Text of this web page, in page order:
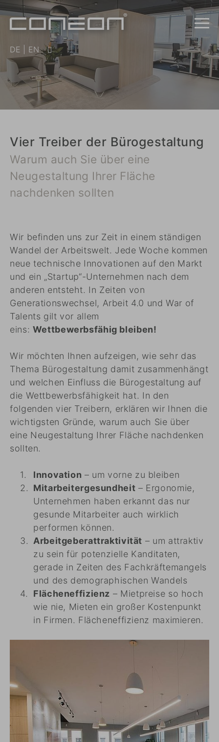
DE EN
Vier Treiber der Bürogestaltung
Warum auch Sie über eine
Neugestaltung Ihrer Fläche
nachdenken sollten
Wir befinden uns zur Zeit in einem ständigen
Wandel der Arbeitswelt. Jede Woche kommen
neue technische Innovationen auf den Markt
und ein „Startup“-Unternehmen nach dem
anderen entsteht. In Zeiten von
Generationswechsel, Arbeit 4.0 und War of
Talents gilt vor allem
eins: Wettbewerbsfähig bleiben!
Wir möchten Ihnen aufzeigen, wie sehr das
Thema Bürogestaltung damit zusammenhängt
und welchen Einfluss die Bürogestaltung auf
die Wettbewerbsfähigkeit hat. In den
folgenden vier Treibern, erklären wir Ihnen die
wichtigsten Gründe, warum auch Sie über
eine Neugestaltung Ihrer Fläche nachdenken
sollten.
Innovation – um vorne zu bleiben
Mitarbeitergesundheit – Ergonomie,
Unternehmen haben erkannt das nur
gesunde Mitarbeiter auch wirklich
performen können.
Arbeitgeberattraktivität – um attraktiv
zu sein für potenzielle Kanditaten,
gerade in Zeiten des Fachkräftemangels
und des demographischen Wandels
Flächeneffizienz – Mietpreise so hoch
wie nie, Mieten ein großer Kostenpunkt
in Firmen. Flächeneffizienz maximieren.